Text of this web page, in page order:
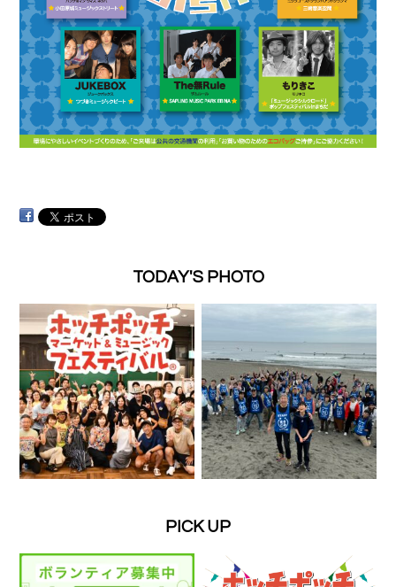
TODAY'S PHOTO
PICK UP